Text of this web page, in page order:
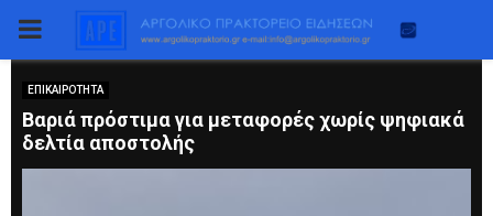
PRIMARY
MENU
ΕΠΙΚΑΙΡΟΤΗΤΑ
Βαριά πρόστιμα για μεταφορές χωρίς ψηφιακά
δελτία αποστολής